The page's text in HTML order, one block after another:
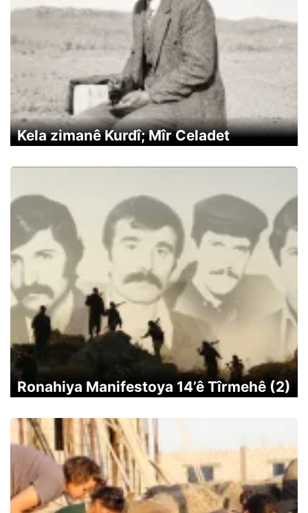
Kela zimanê Kurdî; Mîr Celadet
Ronahiya Manifestoya 14’ê Tîrmehê (2)